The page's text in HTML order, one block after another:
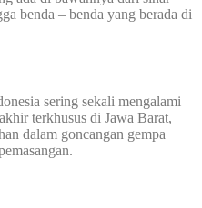
benda – benda yang berada di
sering sekali mengalami
terkhusus di Jawa Barat,
dalam goncangan gempa